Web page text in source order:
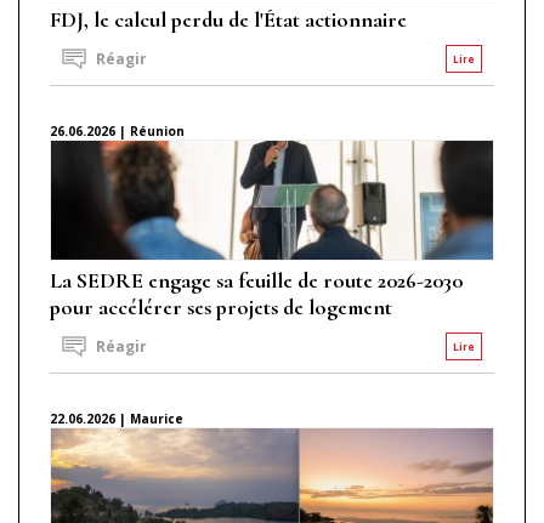
FDJ, le calcul perdu de l'État actionnaire
Lire
Réagir
26.06.2026 | Réunion
La SEDRE engage sa feuille de route 2026-2030
pour accélérer ses projets de logement
Lire
Réagir
22.06.2026 | Maurice